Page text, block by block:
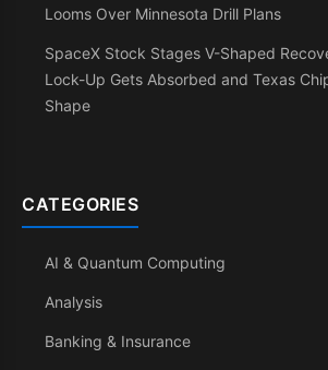
Looms Over Minnesota Drill Plans
SpaceX Stock Stages V-Shaped
Lock-Up Gets Absorbed and Texas
Shape
CATEGORIES
AI & Quantum Computing
Analysis
Banking & Insurance